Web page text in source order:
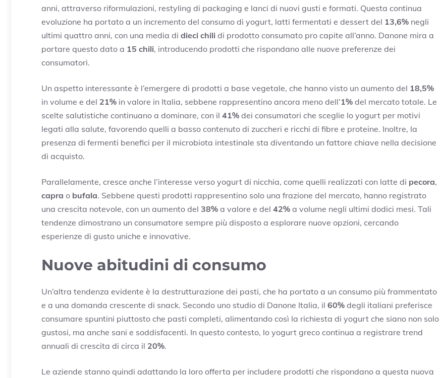
anni, attraverso riformulazioni, restyling di packaging e lanci di nuovi gusti e formati. Questa continua
evoluzione ha portato a un incremento del consumo di yogurt, latti fermentati e dessert del 13,6% negli
ultimi quattro anni, con una media di dieci chili di prodotto consumato pro capite all’anno. Danone mira a
portare questo dato a 15 chili, introducendo prodotti che rispondano alle nuove preferenze dei
consumatori.
Un aspetto interessante è l’emergere di prodotti a base vegetale, che hanno visto un aumento del 18,5%
in volume e del 21% in valore in Italia, sebbene rappresentino ancora meno dell’1% del mercato totale. Le
scelte salutistiche continuano a dominare, con il 41% dei consumatori che sceglie lo yogurt per motivi
legati alla salute, favorendo quelli a basso contenuto di zuccheri e ricchi di fibre e proteine. Inoltre, la
presenza di fermenti benefici per il microbiota intestinale sta diventando un fattore chiave nella decisione
di acquisto.
Parallelamente, cresce anche l’interesse verso yogurt di nicchia, come quelli realizzati con latte di pecora,
capra o bufala. Sebbene questi prodotti rappresentino solo una frazione del mercato, hanno registrato
una crescita notevole, con un aumento del 38% a valore e del 42% a volume negli ultimi dodici mesi. Tali
tendenze dimostrano un consumatore sempre più disposto a esplorare nuove opzioni, cercando
esperienze di gusto uniche e innovative.
Nuove abitudini di consumo
Un’altra tendenza evidente è la destrutturazione dei pasti, che ha portato a un consumo più frammentato
e a una domanda crescente di snack. Secondo uno studio di Danone Italia, il 60% degli italiani preferisce
consumare spuntini piuttosto che pasti completi, alimentando così la richiesta di yogurt che siano non solo
gustosi, ma anche sani e soddisfacenti. In questo contesto, lo yogurt greco continua a registrare trend
annuali di crescita di circa il 20%.
Le aziende stanno quindi adattando la loro offerta per includere prodotti che rispondano a questa nuova